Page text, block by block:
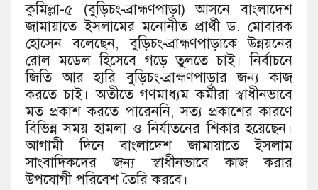
কুমিল্লা-৫ (বুড়িচং-ব্রাহ্মণপাড়া) আসনে বাংলাদেশ
জামায়াতে ইসলামের মনোনীত প্রার্থী ড. মোবারক
হোসেন বলেছেন, বুড়িচং-ব্রাহ্মণপাড়াকে উন্নয়নের
রোল মডেল হিসেবে গড়ে তুলতে চাই। নির্বাচনে
জিতি আর হারি বুড়িচং-ব্রাহ্মণপাড়ার জন্য কাজ
করতে চাই। অতীতে গণমাধ্যম কর্মীরা স্বাধীনভাবে
মত প্রকাশ করতে পারেননি, সত্য প্রকাশের কারণে
বিভিন্ন সময় হামলা ও নির্যাতনের শিকার হয়েছেন।
আগামী দিনে বাংলাদেশ জামায়াতে ইসলাম
সাংবাদিকদের জন্য স্বাধীনভাবে কাজ করার
উপযোগী পরিবেশ তৈরি করবে।